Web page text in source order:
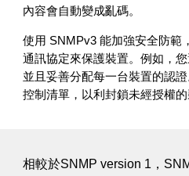
內容會自動變成亂碼。
使用 SNMPv3 能加強安全防範
通訊協定來保護裝置。例如，
並且妥善分配每一台裝置的認
控制清單，以利封鎖未經授權的
相較於SNMP version 1，